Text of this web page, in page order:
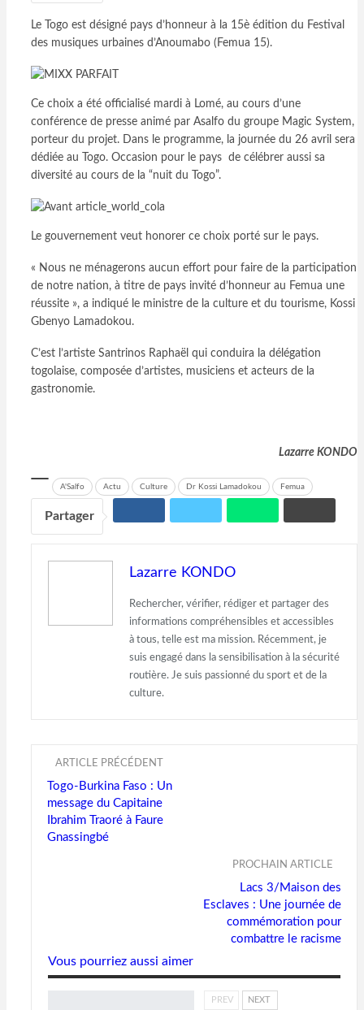
Le Togo est désigné pays d’honneur à la 15è édition du Festival
des musiques urbaines d’Anoumabo (Femua 15).
Ce choix a été officialisé mardi à Lomé, au cours d’une
conférence de presse animé par Asalfo du groupe Magic System,
porteur du projet. Dans le programme, la journée du 26 avril sera
dédiée au Togo. Occasion pour le pays de célébrer aussi sa
diversité au cours de la “nuit du Togo”.
Le gouvernement veut honorer ce choix porté sur le pays.
« Nous ne ménagerons aucun effort pour faire de la participation
de notre nation, à titre de pays invité d’honneur au Femua une
réussite », a indiqué le ministre de la culture et du tourisme, Kossi
Gbenyo Lamadokou.
C’est l’artiste Santrinos Raphaël qui conduira la délégation
togolaise, composée d’artistes, musiciens et acteurs de la
gastronomie.
Lazarre KONDO
A'Salfo Actu Culture Dr Kossi Lamadokou Femua
Partager
Lazarre KONDO
Rechercher, vérifier, rédiger et partager des
informations compréhensibles et accessibles
à tous, telle est ma mission. Récemment, je
suis engagé dans la sensibilisation à la sécurité
routière. Je suis passionné du sport et de la
culture.
ARTICLE PRÉCÉDENT
Togo-Burkina Faso : Un
message du Capitaine
Ibrahim Traoré à Faure
Gnassingbé
PROCHAIN ARTICLE
Lacs 3/Maison des
Esclaves : Une journée de
commémoration pour
combattre le racisme
Vous pourriez aussi aimer
PREV NEXT